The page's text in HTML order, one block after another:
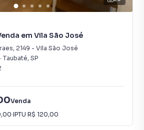
em Vila São José
, 2149 - Vila São José
· Taubaté, SP
Venda
·IPTU R$ 120,00